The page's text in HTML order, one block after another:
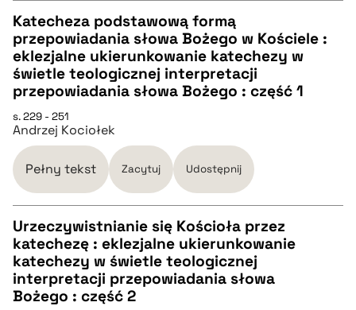
BIBTEX
pobierz cytat
CZYSTY TEKST
pobierz cytat
BIBTEX
pobierz cytat
Katecheza podstawową formą
przepowiadania słowa Bożego w Kościele :
eklezjalne ukierunkowanie katechezy w
świetle teologicznej interpretacji
przepowiadania słowa Bożego : część 1
s. 229 - 251
Andrzej Kociołek
Pełny tekst Zacytuj Udostępnij
CZYSTY TEKST
pobierz cytat
Urzeczywistnianie się Kościoła przez
katechezę : eklezjalne ukierunkowanie
katechezy w świetle teologicznej
interpretacji przepowiadania słowa
Bożego : część 2